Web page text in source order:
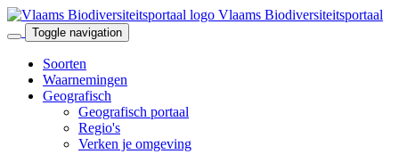
Vlaams Biodiversiteitsportaal
Toggle navigation
Soorten
Waarnemingen
Geografisch
Geografisch portaal
Regio's
Verken je omgeving